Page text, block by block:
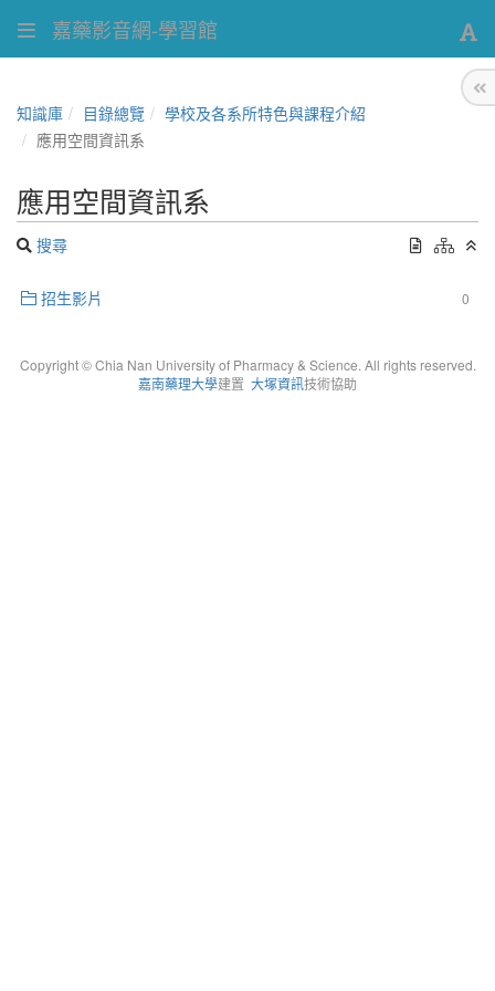
嘉藥影音網-學習館
知識庫 目錄總覽
學校及各系所特色與課程介紹
應用空間資訊系
應用空間資訊系
搜尋
0
招生影片
Copyright © Chia Nan University of Pharmacy & Science. All rights reserved.
嘉南藥理大學建置 大塚資訊技術協助